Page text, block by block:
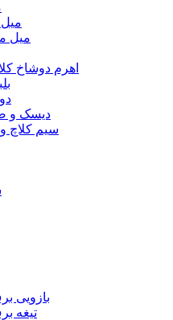
میل
میل
اهرم دوشاخ
دیسک و
سیم کلاچ
بازویی
تیغه